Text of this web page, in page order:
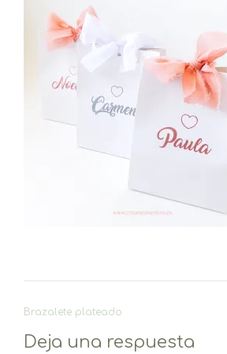
Navegación
entradas
Brazalete plateado
Deja una respuesta